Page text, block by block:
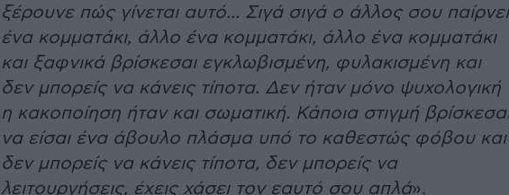
ξέρουνε πώς γίνεται αυτό... Σιγά σιγά ο άλλος σου παίρνει
ένα κομματάκι, άλλο ένα κομματάκι, άλλο ένα κομματάκι
και ξαφνικά βρίσκεσαι εγκλωβισμένη, φυλακισμένη και
δεν μπορείς να κάνεις τίποτα. Δεν ήταν μόνο ψυχολογική
η κακοποίηση ήταν και σωματική. Κάποια στιγμή
να είσαι ένα άβουλο πλάσμα υπό το καθεστώς φόβου και
δεν μπορείς να κάνεις τίποτα, δεν μπορείς να
λειτουργήσεις, έχεις χάσει τον εαυτό σου απλά».